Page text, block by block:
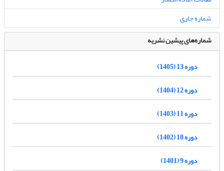
شماره جاری
شماره‌های پیشین نشریه
دوره 13 (1405)
دوره 12 (1404)
دوره 11 (1403)
دوره 10 (1402)
دوره 9 (1401)